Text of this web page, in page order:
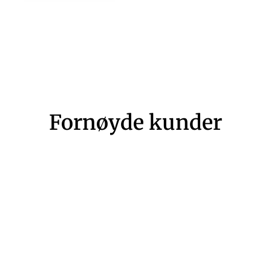
Fornøyde kunder